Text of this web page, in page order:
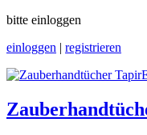
bitte einloggen
einloggen | registrieren